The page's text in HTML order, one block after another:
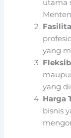
utama
yang
yang
Harga
bisnis